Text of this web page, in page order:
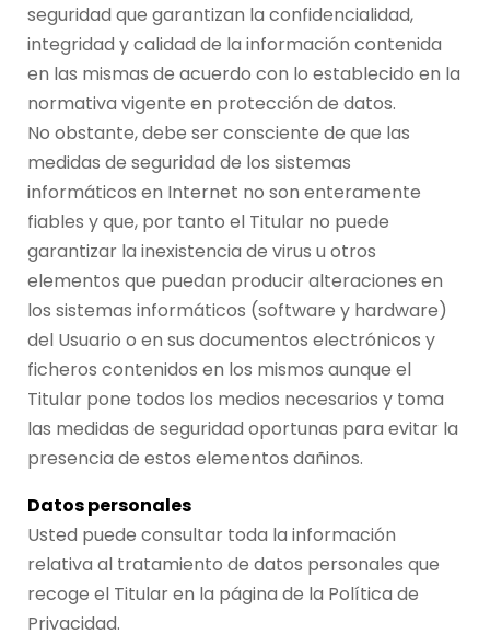
seguridad que garantizan la confidencialidad,
integridad y calidad de la información contenida
en las mismas de acuerdo con lo establecido en la
normativa vigente en protección de datos.
No obstante, debe ser consciente de que las
medidas de seguridad de los sistemas
informáticos en Internet no son enteramente
fiables y que, por tanto el Titular no puede
garantizar la inexistencia de virus u otros
elementos que puedan producir alteraciones en
los sistemas informáticos (software y hardware)
del Usuario o en sus documentos electrónicos y
ficheros contenidos en los mismos aunque el
Titular pone todos los medios necesarios y toma
las medidas de seguridad oportunas para evitar la
presencia de estos elementos dañinos.
Datos personales
Usted puede consultar toda la información
relativa al tratamiento de datos personales que
recoge el Titular en la página de la Política de
Privacidad.